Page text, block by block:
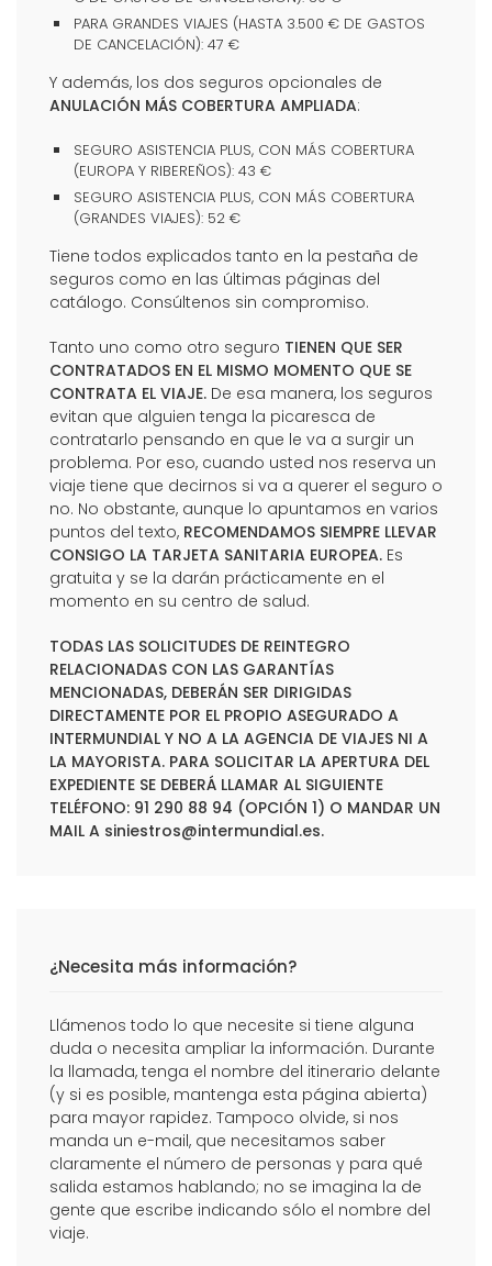
PARA GRANDES VIAJES (HASTA 3.500 € DE GASTOS
DE CANCELACIÓN): 47 €
Y además, los dos seguros opcionales de
ANULACIÓN MÁS COBERTURA AMPLIADA:
SEGURO ASISTENCIA PLUS, CON MÁS COBERTURA
(EUROPA Y RIBEREÑOS): 43 €
SEGURO ASISTENCIA PLUS, CON MÁS COBERTURA
(GRANDES VIAJES): 52 €
Tiene todos explicados tanto en la pestaña de
seguros como en las últimas páginas del
catálogo. Consúltenos sin compromiso.
Tanto uno como otro seguro TIENEN QUE SER
CONTRATADOS EN EL MISMO MOMENTO QUE SE
CONTRATA EL VIAJE. De esa manera, los seguros
evitan que alguien tenga la picaresca de
contratarlo pensando en que le va a surgir un
problema. Por eso, cuando usted nos reserva un
viaje tiene que decirnos si va a querer el seguro o
no. No obstante, aunque lo apuntamos en varios
puntos del texto, RECOMENDAMOS SIEMPRE LLEVAR
CONSIGO LA TARJETA SANITARIA EUROPEA. Es
gratuita y se la darán prácticamente en el
momento en su centro de salud.
TODAS LAS SOLICITUDES DE REINTEGRO
RELACIONADAS CON LAS GARANTÍAS
MENCIONADAS, DEBERÁN SER DIRIGIDAS
DIRECTAMENTE POR EL PROPIO ASEGURADO A
INTERMUNDIAL Y NO A LA AGENCIA DE VIAJES NI A
LA MAYORISTA. PARA SOLICITAR LA APERTURA DEL
EXPEDIENTE SE DEBERÁ LLAMAR AL SIGUIENTE
TELÉFONO: 91 290 88 94 (OPCIÓN 1) O MANDAR UN
MAIL A siniestros@intermundial.es.
¿Necesita más información?
Llámenos todo lo que necesite si tiene alguna
duda o necesita ampliar la información. Durante
la llamada, tenga el nombre del itinerario delante
(y si es posible, mantenga esta página abierta)
para mayor rapidez. Tampoco olvide, si nos
manda un e-mail, que necesitamos saber
claramente el número de personas y para qué
salida estamos hablando; no se imagina la de
gente que escribe indicando sólo el nombre del
viaje.